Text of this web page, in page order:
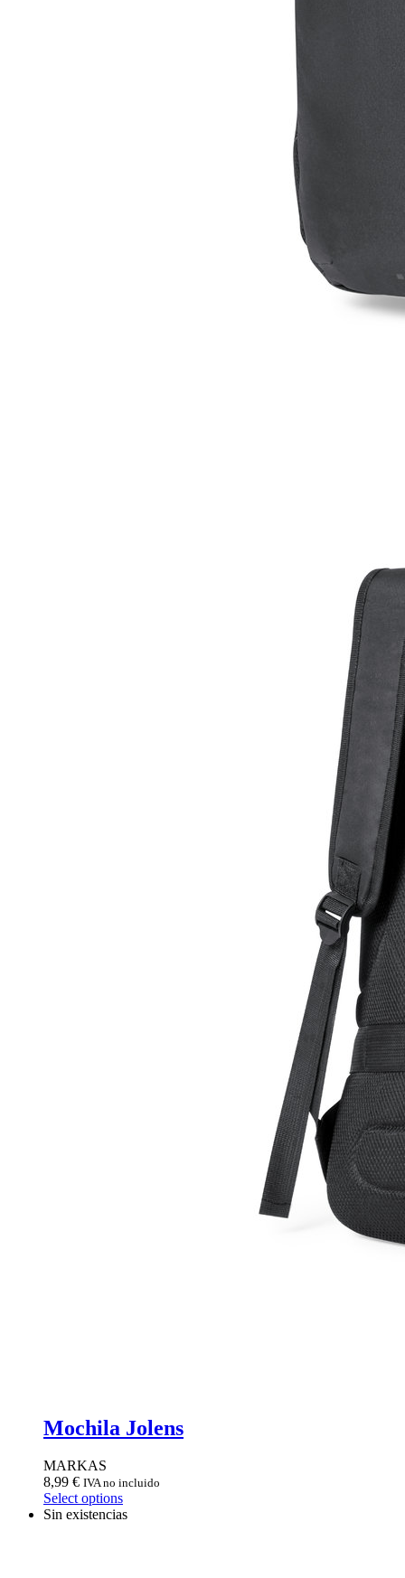
Mochila Jolens
MARKAS
8,99 € IVA no incluido
Select options
Sin existencias